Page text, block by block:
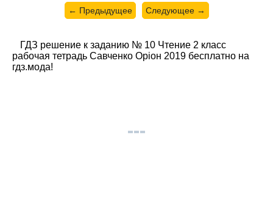
← Предыдущее Следующее →
ГДЗ решение к заданию № 10 Чтение 2 класс
рабочая тетрадь Савченко Орiон 2019 бесплатно на
гдз.мода!